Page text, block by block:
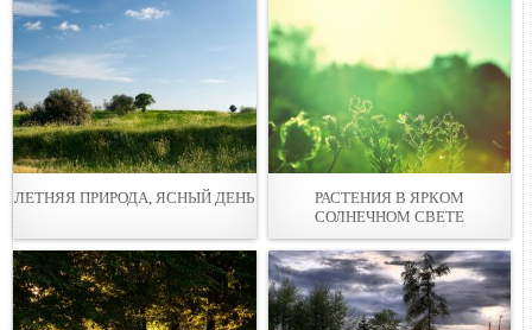
ЛЕТНЯЯ ПРИРОДА, ЯСНЫЙ ДЕНЬ
РАСТЕНИЯ В ЯРКОМ
СОЛНЕЧНОМ СВЕТЕ